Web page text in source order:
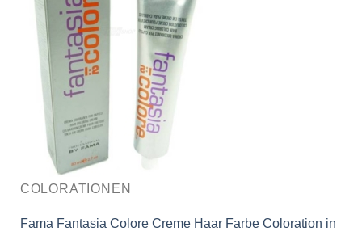
COLORATIONEN
Fama Fantasia Colore Creme Haar Farbe Coloration in